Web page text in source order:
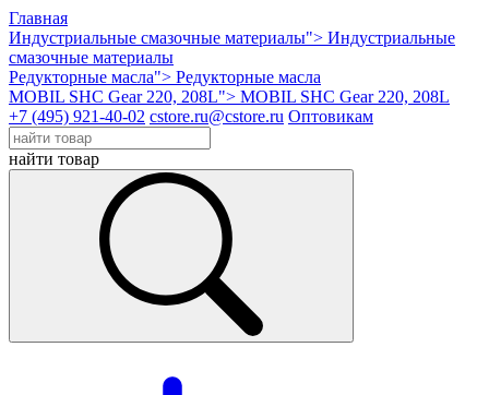
Главная
Индустриальные смазочные материалы"> Индустриальные
смазочные материалы
Редукторные масла"> Редукторные масла
MOBIL SHC Gear 220, 208L"> MOBIL SHC Gear 220, 208L
+7 (495) 921-40-02 cstore.ru@cstore.ru Оптовикам
найти товар